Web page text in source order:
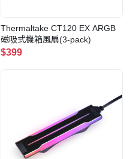
Thermaltake CT120 EX ARGB
磁吸式機箱風扇(3-pack)
$399